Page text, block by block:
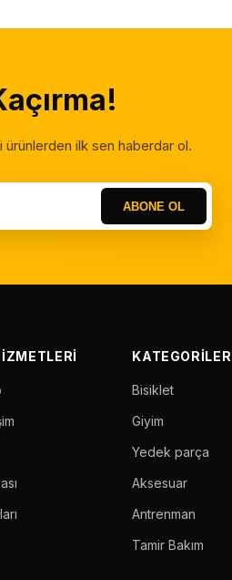
ilk sen haberdar ol.
ABONE OL
KATEGORILER
Bisiklet
Giyim
Yedek parça
Aksesuar
Antrenman
Tamir Bakım